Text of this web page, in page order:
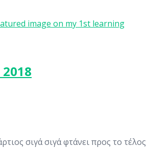
σιγά σιγά φτάνει προς το τέλος